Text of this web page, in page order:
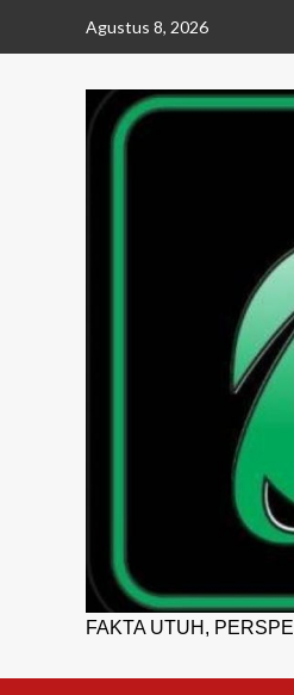
Agustus 8, 2026
FAKTA UTUH,